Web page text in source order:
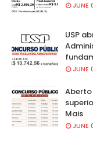
JUNE
USP
JUNE
Aberto
Mais
JUNE